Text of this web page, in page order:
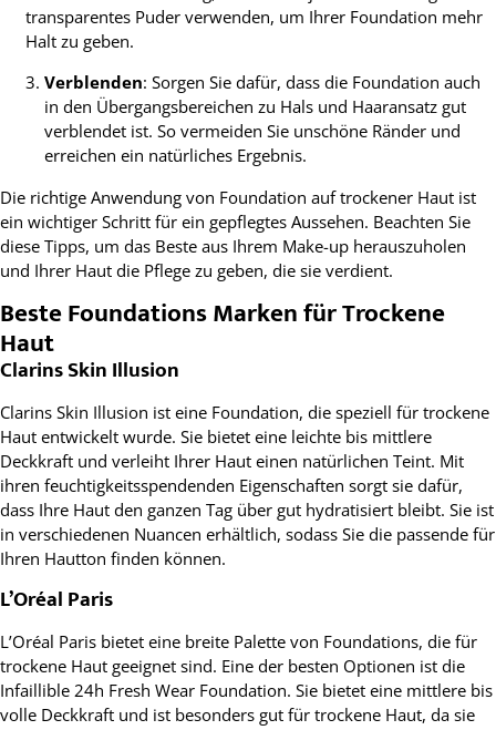
transparentes Puder verwenden, um Ihrer Foundation mehr
Halt zu geben.
Verblenden: Sorgen Sie dafür, dass die Foundation auch
in den Übergangsbereichen zu Hals und Haaransatz gut
verblendet ist. So vermeiden Sie unschöne Ränder und
erreichen ein natürliches Ergebnis.
Die richtige Anwendung von Foundation auf trockener Haut ist
ein wichtiger Schritt für ein gepflegtes Aussehen. Beachten Sie
diese Tipps, um das Beste aus Ihrem Make-up herauszuholen
und Ihrer Haut die Pflege zu geben, die sie verdient.
Beste Foundations Marken für Trockene
Haut
Clarins Skin Illusion
Clarins Skin Illusion ist eine Foundation, die speziell für trockene
Haut entwickelt wurde. Sie bietet eine leichte bis mittlere
Deckkraft und verleiht Ihrer Haut einen natürlichen Teint. Mit
ihren feuchtigkeitsspendenden Eigenschaften sorgt sie dafür,
dass Ihre Haut den ganzen Tag über gut hydratisiert bleibt. Sie ist
in verschiedenen Nuancen erhältlich, sodass Sie die passende für
Ihren Hautton finden können.
L’Oréal Paris
L’Oréal Paris bietet eine breite Palette von Foundations, die für
trockene Haut geeignet sind. Eine der besten Optionen ist die
Infaillible 24h Fresh Wear Foundation. Sie bietet eine mittlere bis
volle Deckkraft und ist besonders gut für trockene Haut, da sie